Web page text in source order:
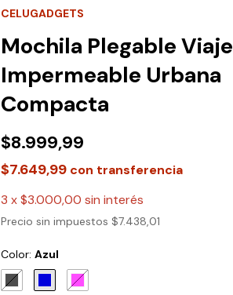
CELUGADGETS
Mochila Plegable Viaje
Impermeable Urbana
Compacta
$8.999,99
$7.649,99 con transferencia
3 x$3.000,00 sin interés
Precio sin impuestos $7.438,01
Color: Azul